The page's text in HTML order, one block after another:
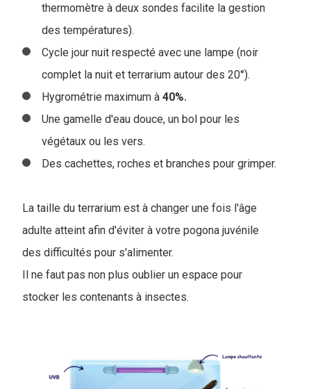
thermomètre à deux sondes facilite la gestion
des températures).
Cycle jour nuit respecté avec une lampe (noir
complet la nuit et terrarium autour des 20°).
Hygrométrie maximum à 40%.
Une gamelle d'eau douce, un bol pour les
végétaux ou les vers.
Des cachettes, roches et branches pour grimper.
La taille du terrarium est à changer une fois l'âge
adulte atteint afin d'éviter à votre pogona juvénile
des difficultés pour s'alimenter.
Il ne faut pas non plus oublier un espace pour
stocker les contenants à insectes.